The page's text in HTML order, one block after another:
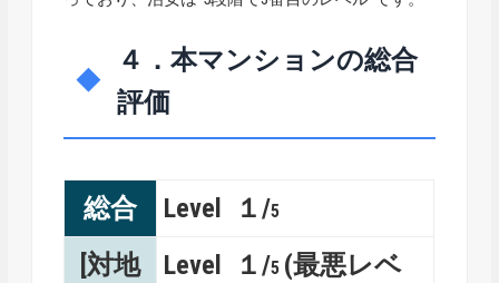
４．本マンションの総合
評価
総合 Level １/5
[対地
Level １/5 (最悪レベ